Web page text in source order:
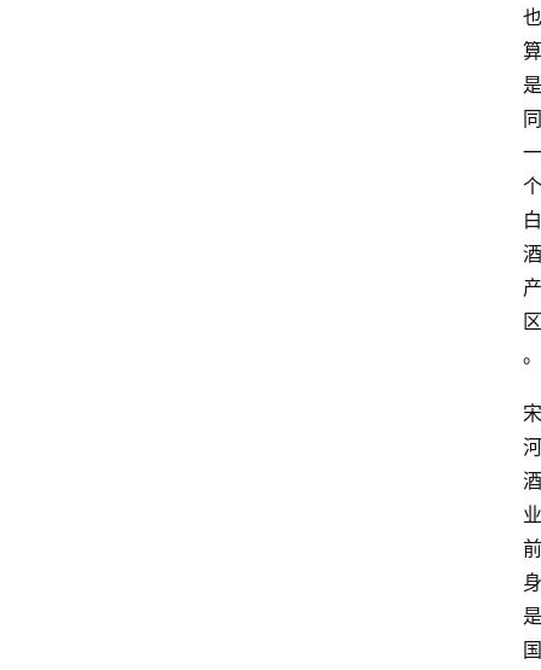
也
算
是
同
一
个
白
酒
产
区
。
宋
河
酒
业
前
身
是
国